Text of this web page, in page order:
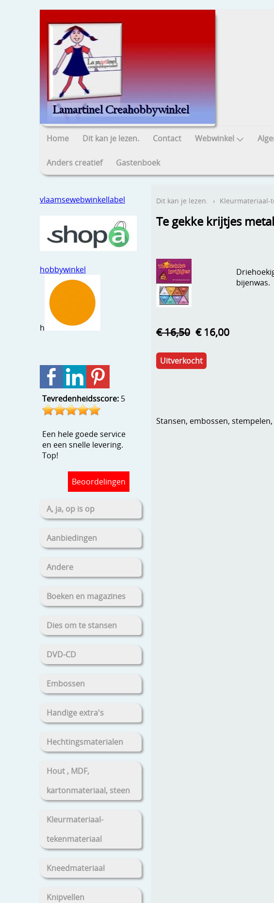
Home Dit kan je lezen. Contact Webwinkel
Anders creatief Gastenboek
vlaamsewebwinkellabel
hobbywinkel
h
Tevredenheidsscore: 5
Een hele goede service
en een snelle levering.
Top!
Beoordelingen
A, ja, op is op
Aanbiedingen
Andere
Boeken en magazines
Dies om te stansen
DVD-CD
Embossen
Handige extra's
Hechtingsmaterialen
Hout , MDF,
kartonmateriaal, steen
Kleurmateriaal-
tekenmateriaal
Kneedmateriaal
Knipvellen
Dit kan je lezen. › Kleurmateriaal-
Te gekke krijtjes
bijenwas.
€ 16,50 € 16,00
Uitverkocht
Stansen, embossen,